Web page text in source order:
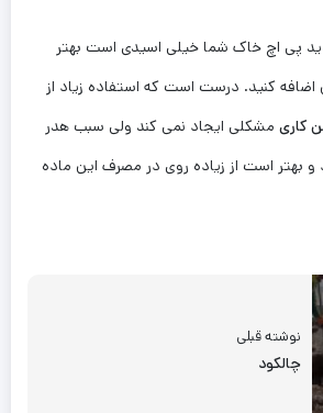
پی اچ خاک شما خیلی اسیدی است بهتر
کنید. درست است که استفاده زیاد از
کاری مشکلی ایجاد نمی کند ولی سبب هدر
بهتر است از زیاده روی در مصرف این ماده
نوشته قبلی
چالکود